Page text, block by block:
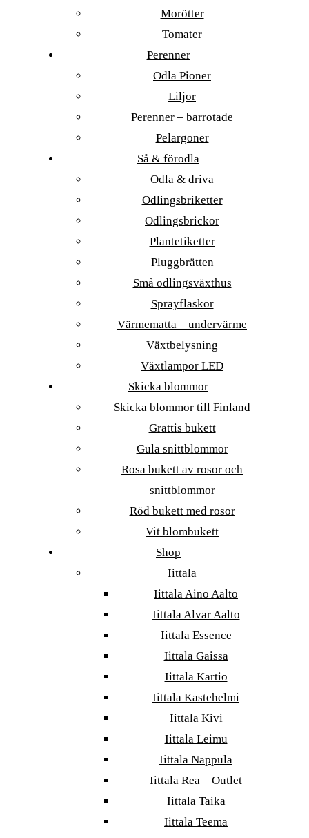
Morötter
Tomater
Perenner
Odla Pioner
Liljor
Perenner – barrotade
Pelargoner
Så & förodla
Odla & driva
Odlingsbriketter
Odlingsbrickor
Plantetiketter
Pluggbrätten
Små odlingsväxthus
Sprayflaskor
Värmematta – undervärme
Växtbelysning
Växtlampor LED
Skicka blommor
Skicka blommor till Finland
Grattis bukett
Gula snittblommor
Rosa bukett av rosor och
snittblommor
Röd bukett med rosor
Vit blombukett
Shop
Iittala
Iittala Aino Aalto
Iittala Alvar Aalto
Iittala Essence
Iittala Gaissa
Iittala Kartio
Iittala Kastehelmi
Iittala Kivi
Iittala Leimu
Iittala Nappula
Iittala Rea – Outlet
Iittala Taika
Iittala Teema